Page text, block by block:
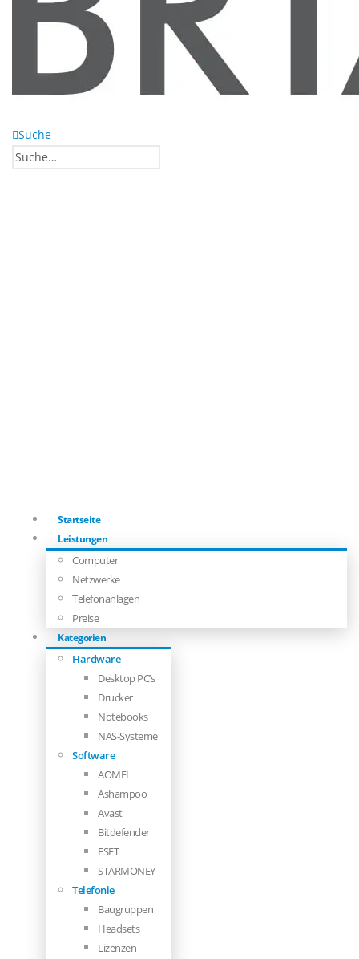
Suche
Startseite
Leistungen
Computer
Netzwerke
Telefonanlagen
Preise
Kategorien
Hardware
Desktop PC’s
Drucker
Notebooks
NAS-Systeme
Software
AOMEI
Ashampoo
Avast
Bitdefender
ESET
STARMONEY
Telefonie
Baugruppen
Headsets
Lizenzen